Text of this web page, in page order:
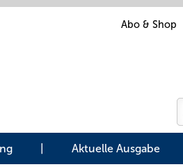
Abo & Shop
Aktuelle Ausgabe